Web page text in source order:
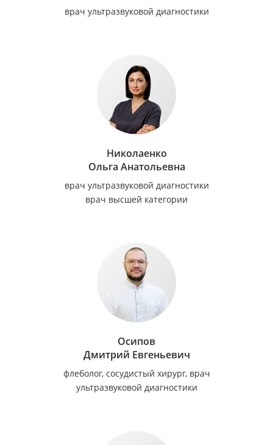
врач ультразвуковой диагностики
Николаенко
Ольга Анатольевна
врач ультразвуковой диагностики
врач высшей категории
Осипов
Дмитрий Евгеньевич
флеболог, сосудистый хирург, врач
ультразвуковой диагностики